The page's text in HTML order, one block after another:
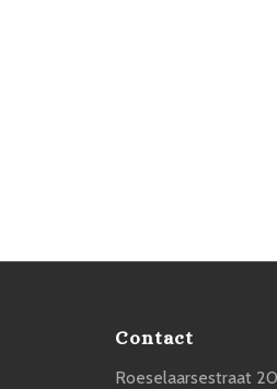
Contact
Roeselaarsestraat 20